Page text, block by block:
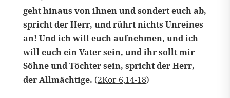
geht hinaus von ihnen und sondert euch ab,
spricht der Herr, und rührt nichts Unreines
an! Und ich will euch aufnehmen, und ich
will euch ein Vater sein, und ihr sollt mir
Söhne und Töchter sein, spricht der Herr,
der Allmächtige. (2Kor 6,14-18)